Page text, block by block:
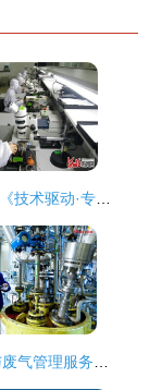
[file content] 《技术驱动·专精特新 解码三河十企登榜河北中小企业成长密码》
赣州碳排放与废气管理服务全攻略 技术与本地资源整合